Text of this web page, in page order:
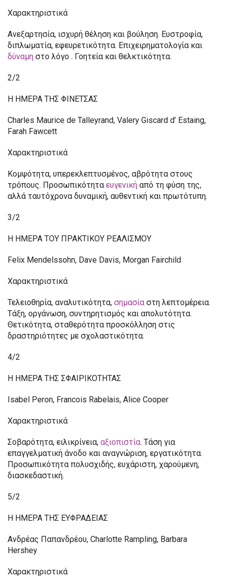
Χαρακτηριστικά
Ανεξαρτησία, ισχυρή θέληση και βούληση. Ευστροφία,
διπλωματία, εφευρετικότητα. Επιχειρηματολογία και
δύναμη στο λόγο . Γοητεία και θελκτικότητα.
2/2
Η ΗΜΕΡΑ ΤΗΣ ΦΙΝΕΤΣΑΣ
Charles Maurice de Talleyrand, Valery Giscard d’ Estaing,
Farah Fawcett
Χαρακτηριστικά
Κομψότητα, υπερεκλεπτυσμένος, αβρότητα στους
τρόπους. Προσωπικότητα ευγενική από τη φύση της,
αλλά ταυτόχρονα δυναμική, αυθεντική και πρωτότυπη.
3/2
Η ΗΜΕΡΑ ΤΟΥ ΠΡΑΚΤΙΚΟΥ ΡΕΑΛΙΣΜΟΥ
Felix Mendelssohn, Dave Davis, Morgan Fairchild
Χαρακτηριστικά
Τελειοθηρία, αναλυτικότητα, σημασία στη λεπτομέρεια.
Τάξη, οργάνωση, συντηρητισμός και απολυτότητα.
Θετικότητα, σταθερότητα προσκόλληση στις
δραστηριότητες με σχολαστικότητα.
4/2
Η ΗΜΕΡΑ ΤΗΣ ΣΦΑΙΡΙΚΟΤΗΤΑΣ
Isabel Peron, Francois Rabelais, Alice Cooper
Χαρακτηριστικά
Σοβαρότητα, ειλικρίνεια, αξιοπιστία. Τάση για
επαγγελματική άνοδο και αναγνώριση, εργατικότητα.
Προσωπικότητα πολυσχιδής, ευχάριστη, χαρούμενη,
διασκεδαστική.
5/2
Η ΗΜΕΡΑ ΤΗΣ ΕΥΦΡΑΔΕΙΑΣ
Ανδρέας Παπανδρέου, Charlotte Rampling, Barbara
Hershey
Χαρακτηριστικά